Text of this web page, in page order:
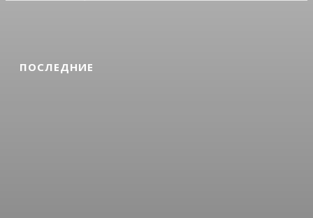
ПОСЛЕДНИЕ